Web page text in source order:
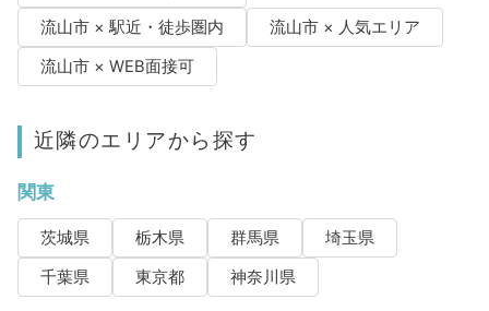
流山市 × 駅近・徒歩圏内
流山市 × 人気エリア
流山市 × WEB面接可
近隣のエリアから探す
関東
茨城県 栃木県 群馬県
埼玉県
千葉県
東京都 神奈川県